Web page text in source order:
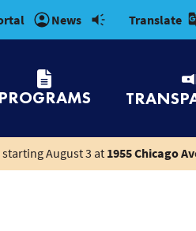
News
Select
PROGRAMS
August 3 at 1955 Chicago